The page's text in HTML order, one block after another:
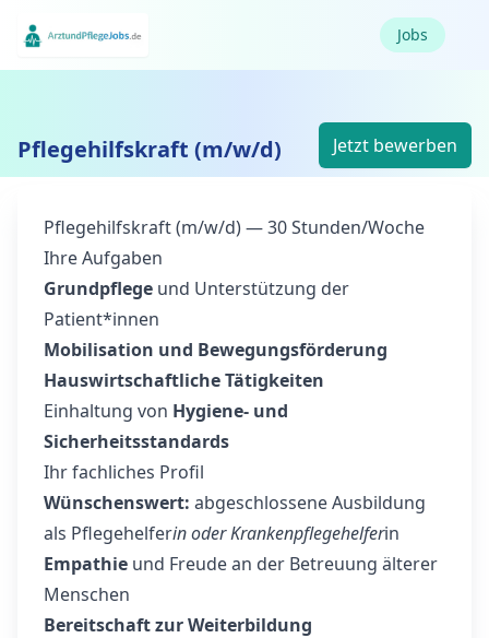
Jobs
Pflegehilfskraft (m/w/d) Jetzt bewerben
Pflegehilfskraft (m/w/d) — 30 Stunden/Woche
Ihre Aufgaben
Grundpflege und Unterstützung der
Patient*innen
Mobilisation und Bewegungsförderung
Hauswirtschaftliche Tätigkeiten
Einhaltung von Hygiene- und
Sicherheitsstandards
Ihr fachliches Profil
Wünschenswert: abgeschlossene Ausbildung
als Pflegehelferin oder Krankenpflegehelferin
Empathie und Freude an der Betreuung älterer
Menschen
Bereitschaft zur Weiterbildung